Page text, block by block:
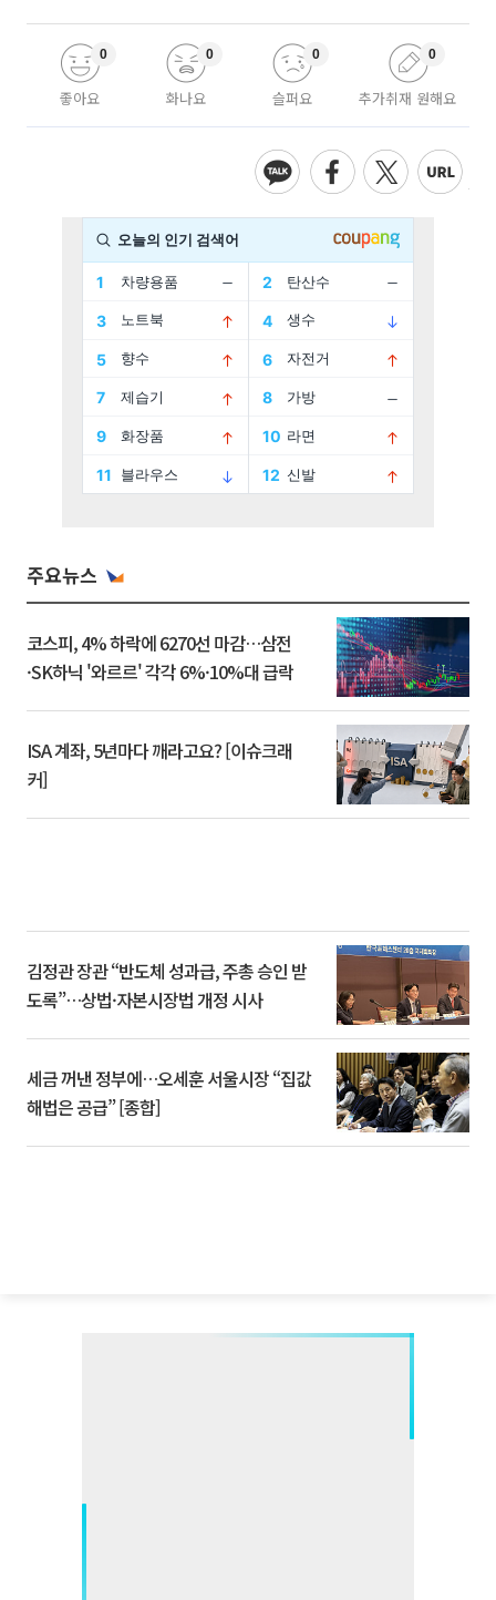
좋아요
0
화나요
0
슬퍼요
0
추가취재 원해요
0
주요뉴스
코스피, 4% 하락에 6270선 마감…삼전
·SK하닉 '와르르' 각각 6%·10%대 급락
ISA 계좌, 5년마다 깨라고요? [이슈크래
커]
김정관 장관 “반도체 성과급, 주총 승인 받
도록”…상법·자본시장법 개정 시사
세금 꺼낸 정부에…오세훈 서울시장 “집값
해법은 공급” [종합]